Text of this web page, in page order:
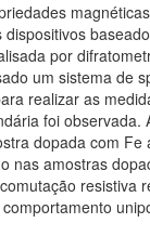
por
um sistema de
realizar as
foi
dopada com
nas amostras